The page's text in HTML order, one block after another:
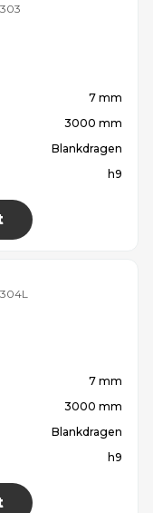
7 mm
3000 mm
Blankdragen
h9
7 mm
3000 mm
Blankdragen
h9